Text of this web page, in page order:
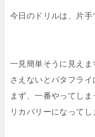
今日のドリルは、片手
一見簡単そうに見え
さえないとバタフライ
まず、一番やってし
リカバリーになってし